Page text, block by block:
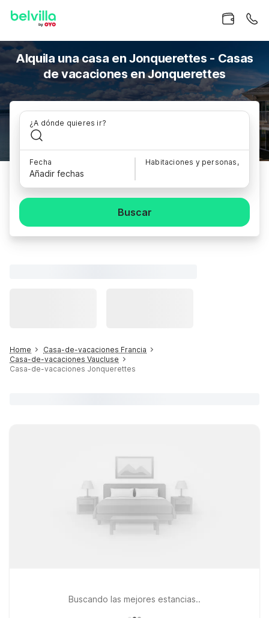
Alquila una casa en Jonquerettes - Casas
de vacaciones en Jonquerettes
¿A dónde quieres ir?
Fecha
Añadir fechas
Habitaciones y personas,
Buscar
Home
Casa-de-vacaciones Francia
Casa-de-vacaciones Vaucluse
Casa-de-vacaciones Jonquerettes
Buscando las mejores estancias..